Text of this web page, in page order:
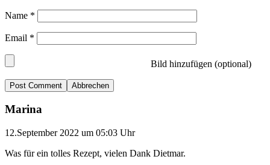
Name *
Email *
Bild hinzufügen (optional)
Abbrechen
Marina
12.September 2022 um 05:03 Uhr
Was für ein tolles Rezept, vielen Dank Dietmar.